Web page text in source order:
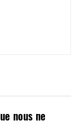
nous ne